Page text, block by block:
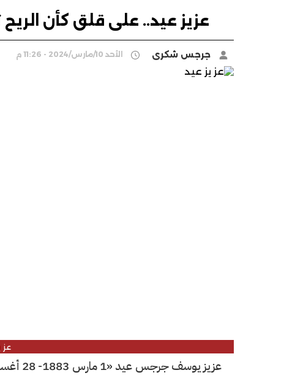
عزيز عيد.. على قلق كأن الريح
جرجس شكرى الأحد 10/مارس/2024 - 11:26 م
عز